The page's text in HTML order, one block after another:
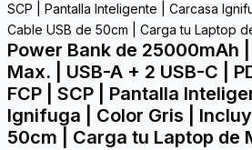
SCP | Pantalla Inteligente | Carcasa
Cable USB de 50cm | Carga tu Laptop
Power Bank de 25000mAh
Max. | USB-A + 2 USB-C |
FCP | SCP | Pantalla
Ignifuga | Color Gris |
50cm | Carga tu Laptop de